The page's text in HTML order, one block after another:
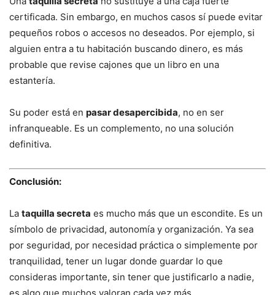
certificada. Sin embargo, en muchos casos sí puede evitar
pequeños robos o accesos no deseados. Por ejemplo, si
alguien entra a tu habitación buscando dinero, es más
probable que revise cajones que un libro en una
estantería.
Su poder está en pasar desapercibida, no en ser
infranqueable. Es un complemento, no una solución
definitiva.
Conclusión:
La taquilla secreta es mucho más que un escondite. Es un
símbolo de privacidad, autonomía y organización. Ya sea
por seguridad, por necesidad práctica o simplemente por
tranquilidad, tener un lugar donde guardar lo que
consideras importante, sin tener que justificarlo a nadie,